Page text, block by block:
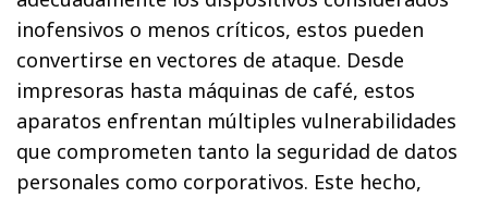
inofensivos o menos críticos, estos pueden
convertirse en vectores de ataque. Desde
impresoras hasta máquinas de café, estos
aparatos enfrentan múltiples vulnerabilidades
que comprometen tanto la seguridad de datos
personales como corporativos. Este hecho,